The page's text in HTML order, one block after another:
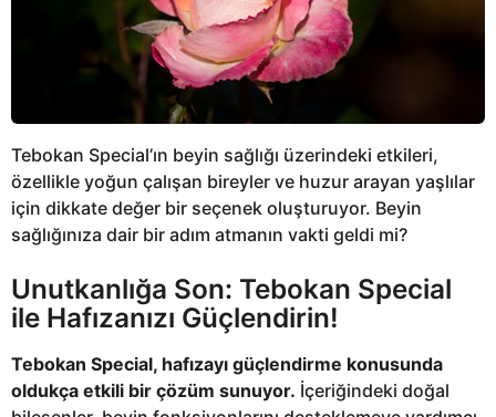
Tebokan Special’ın beyin sağlığı üzerindeki etkileri,
özellikle yoğun çalışan bireyler ve huzur arayan yaşlılar
için dikkate değer bir seçenek oluşturuyor. Beyin
sağlığınıza dair bir adım atmanın vakti geldi mi?
Unutkanlığa Son: Tebokan Special
ile Hafızanızı Güçlendirin!
Tebokan Special, hafızayı güçlendirme konusunda
oldukça etkili bir çözüm sunuyor. İçeriğindeki doğal